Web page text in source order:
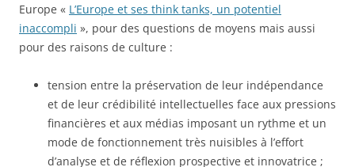
Europe « L’Europe et ses think tanks, un potentiel
inaccompli », pour des questions de moyens mais aussi
pour des raisons de culture :
tension entre la préservation de leur indépendance
et de leur crédibilité intellectuelles face aux pressions
financières et aux médias imposant un rythme et un
mode de fonctionnement très nuisibles à l’effort
d’analyse et de réflexion prospective et innovatrice ;